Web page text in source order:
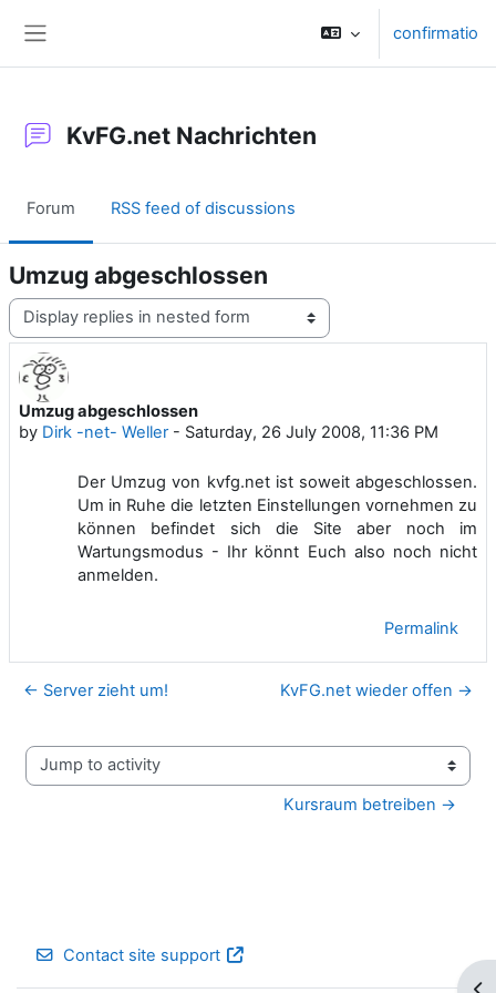
confirmatio
KvFG.net Nachrichten
Forum RSS feed of discussions
Umzug abgeschlossen
Display mode
Umzug abgeschlossen
by Dirk -net- Weller- Saturday, 26 July 2008, 11:36 PM
Number of replies: 0
Der Umzug von kvfg.net ist soweit abgeschlossen.
Um in Ruhe die letzten Einstellungen vornehmen zu
können befindet sich die Site aber noch im
Wartungsmodus - Ihr könnt Euch also noch nicht
anmelden.
Permalink
← Server zieht um! KvFG.net wieder offen →
Jump to activity
Kursraum betreiben →
Contact site support